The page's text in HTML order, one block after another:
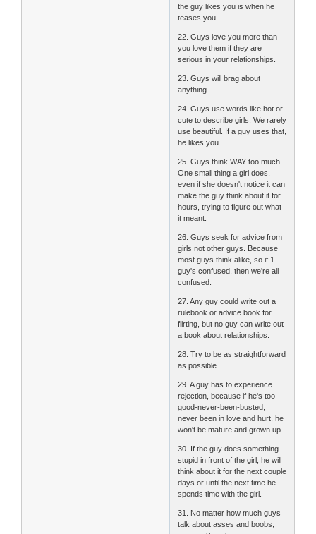
the guy likes you is when he
teases you.
22. Guys love you more than
you love them if they are
serious in your relationships.
23. Guys will brag about
anything.
24. Guys use words like hot or
cute to describe girls. We rarely
use beautiful. If a guy uses that,
he likes you.
25. Guys think WAY too much.
One small thing a girl does,
even if she doesn't notice it can
make the guy think about it for
hours, trying to figure out what
it meant.
26. Guys seek for advice from
girls not other guys. Because
most guys think alike, so if 1
guy's confused, then we're all
confused.
27. Any guy could write out a
rulebook or advice book for
flirting, but no guy can write out
a book about relationships.
28. Try to be as straightforward
as possible.
29. A guy has to experience
rejection, because if he's too-
good-never-been-busted,
never been in love and hurt, he
won't be mature and grown up.
30. If the guy does something
stupid in front of the girl, he will
think about it for the next couple
days or until the next time he
spends time with the girl.
31. No matter how much guys
talk about asses and boobs,